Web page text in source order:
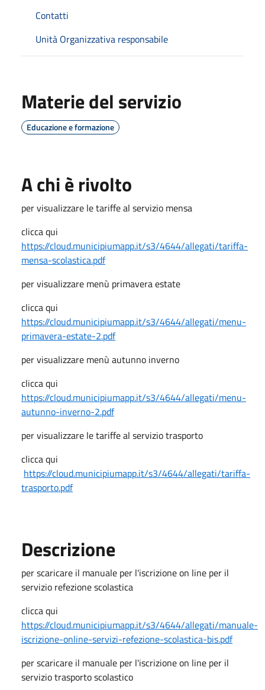
Contatti
Unità Organizzativa responsabile
Materie del servizio
Educazione e formazione
A chi è rivolto
per visualizzare le tariffe al servizio mensa
clicca qui
https://cloud.municipiumapp.it/s3/4644/allegati/tariffa-
mensa-scolastica.pdf
per visualizzare menù primavera estate
clicca qui
https://cloud.municipiumapp.it/s3/4644/allegati/menu-
primavera-estate-2.pdf
per visualizzare menù autunno inverno
clicca qui
https://cloud.municipiumapp.it/s3/4644/allegati/menu-
autunno-inverno-2.pdf
per visualizzare le tariffe al servizio trasporto
clicca qui
https://cloud.municipiumapp.it/s3/4644/allegati/tariffa-
trasporto.pdf
Descrizione
per scaricare il manuale per l'iscrizione on line per il
servizio refezione scolastica
clicca qui
https://cloud.municipiumapp.it/s3/4644/allegati/manuale-
iscrizione-online-servizi-refezione-scolastica-bis.pdf
per scaricare il manuale per l'iscrizione on line per il
servizio trasporto scolastico